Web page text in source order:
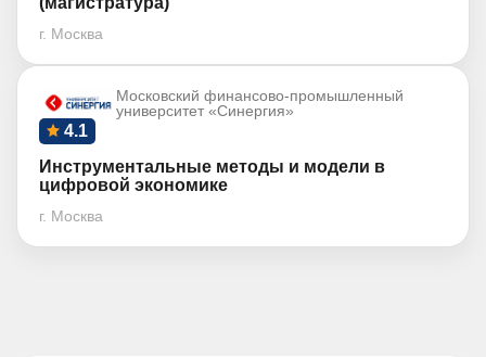
г. Москва
Московский финансово-промышленный
университет «Синергия»
4.1
Инструментальные методы и модели в
цифровой экономике
г. Москва